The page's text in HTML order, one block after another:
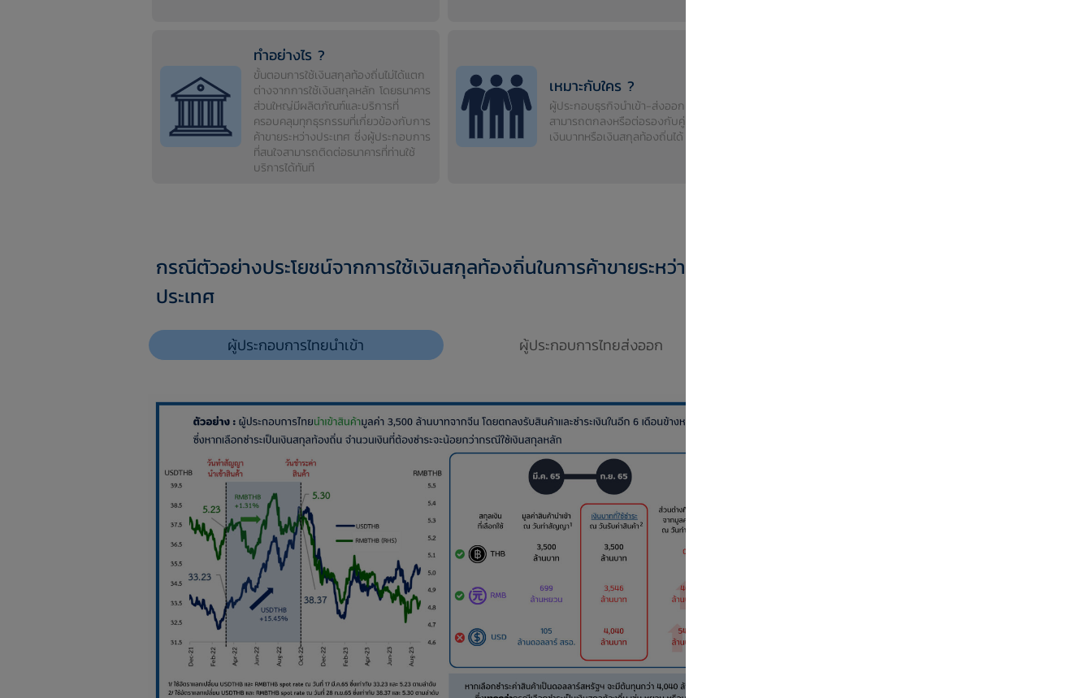
ทำอย่างไร ?
ขั้นตอนการใช้เงินสกุลท้องถิ่นไม่ได้แตก
ต่างจากการใช้เงินสกุลหลัก โดยธนาคาร
ส่วนใหญ่มีผลิตภัณฑ์และบริการที่
ครอบคลุมทุกธุรกรรมที่เกี่ยวข้องกับการ
ค้าขายระหว่างประเทศ ซึ่งผู้ประกอบการ
ที่สนใจสามารถติดต่อธนาคารที่ท่านใช้
บริการได้ทันที
เหมาะกับใคร ?
ผู้ประกอบธุรกิจนำเข้า-ส่งออกที่
สามารถตกลงหรือต่อรองกับคู่ค้าให้ใช้
เงินบาทหรือเงินสกุลท้องถิ่นได้
กรณีตัวอย่างประโยชน์จากการใช้เงินสกุลท้องถิ่นในการค้าขายระหว่าง
ประเทศ
ผู้ประกอบการไทยนำเข้า ผู้ประกอบการไทยส่งออก